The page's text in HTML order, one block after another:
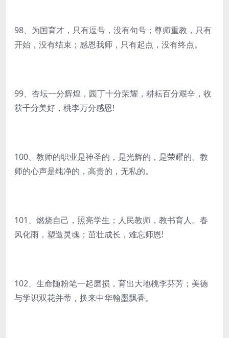
98、为国育才，只有逗号，没有句号；尊师重教，只有
开始，没有结束；感恩我师，只有起点，没有终点。
99、杏坛一分辉煌，园丁十分荣耀，耕耘百分艰辛，收
获千分美好，桃李万分感恩!
100、教师的职业是神圣的，是光辉的，是荣耀的。教
师的心声是纯净的，高贵的，无私的。
101、燃烧自己，照亮学生；人民教师，教书育人。春
风化雨，塑造灵魂；茁壮成长，难忘师恩!
102、生命随粉笔一起磨损，育出大地桃李芬芳；美德
与学识双花并蒂，换来中华翰墨飘香。